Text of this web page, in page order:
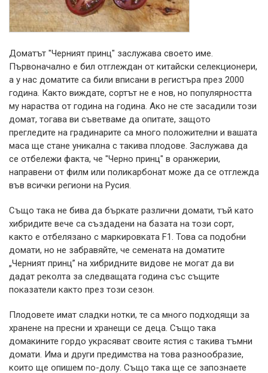
Доматът "Черният принц" заслужава своето име.
Първоначално е бил отглеждан от китайски селекционери,
а у нас доматите са били вписани в регистъра през 2000
година. Както виждате, сортът не е нов, но популярността
му нараства от година на година. Ако не сте засадили този
домат, тогава ви съветваме да опитате, защото
прегледите на градинарите са много положителни и вашата
маса ще стане уникална с такива плодове. Заслужава да
се отбележи факта, че "Черно принц" в оранжерии,
направени от филм или поликарбонат може да се отглежда
във всички региони на Русия.
Също така не бива да бъркате различни домати, тъй като
хибридите вече са създадени на базата на този сорт,
както е отбелязано с маркировката F1. Това са подобни
домати, но не забравяйте, че семената на доматите
„Черният принц” на хибридните видове не могат да ви
дадат реколта за следващата година със същите
показатели както през този сезон.
Плодовете имат сладки нотки, те са много подходящи за
хранене на пресни и хранещи се деца. Също така
домакините гордо украсяват своите ястия с такива тъмни
домати. Има и други предимства на това разнообразие,
които ще опишем по-долу. Също така ще се запознаете